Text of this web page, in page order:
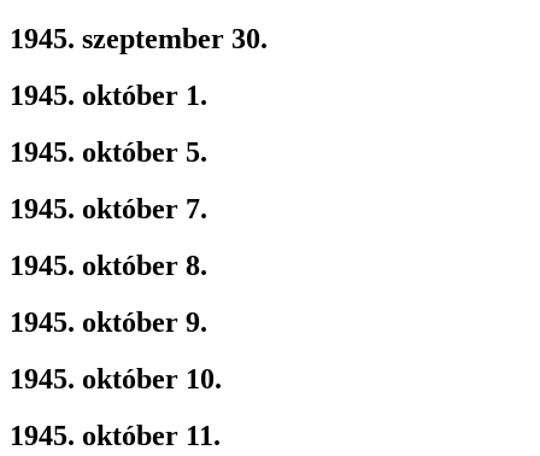
1945. szeptember 30.
1945. október 1.
1945. október 5.
1945. október 7.
1945. október 8.
1945. október 9.
1945. október 10.
1945. október 11.